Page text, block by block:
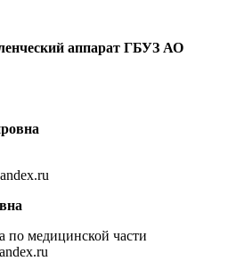
аппарат ГБУЗ АО
по медицинской части